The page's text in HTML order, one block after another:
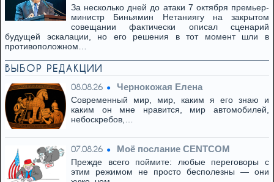
За несколько дней до атаки 7 октября премьер-
министр Биньямин Нетаниягу на закрытом
совещании фактически описал сценарий
будущей эскалации, но его решения в тот момент шли в
противоположном…
ВЫБОР РЕДАКЦИИ
08.08.26 Чернокожая Елена
Современный мир, мир, каким я его знаю и
каким он мне нравится, мир автомобилей,
небоскребов,…
07.08.26 Моё послание CENTCOM
Прежде всего поймите: любые переговоры с
этим режимом не просто бесполезны — они